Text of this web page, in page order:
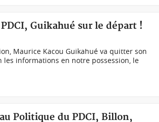
Guikahué sur le départ !
Maurice Kacou Guikahué va quitter son
les informations en notre possession, le
Politique du PDCI, Billon,